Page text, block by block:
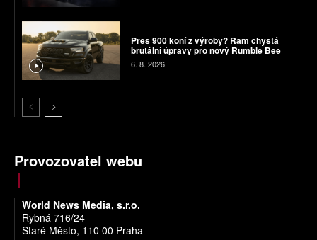
Přes 900 koní z výroby? Ram chystá
brutální úpravy pro nový Rumble Bee
6. 8. 2026
Provozovatel webu
World News Media, s.r.o.
Rybná 716/24
Staré Město, 110 00 Praha